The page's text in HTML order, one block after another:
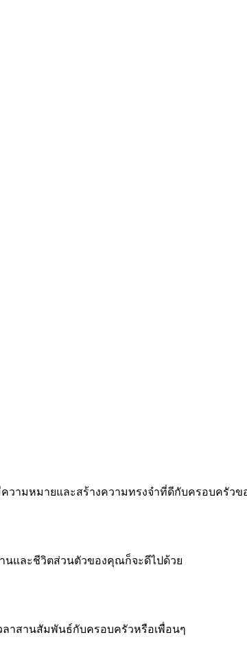
วามหมายและสร้างความทรงจำที่ดีกับครอบครัว
นและชีวิตส่วนตัวของคุณก็จะดีไปด้วย
ลาสานสัมพันธ์กับครอบครัวหรือเพื่อนๆ